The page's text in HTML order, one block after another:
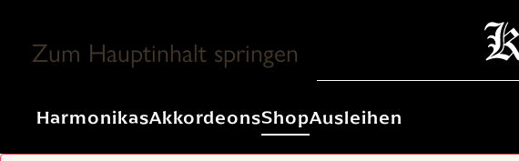
Zum Hauptinhalt springen
HarmonikasAkkordeonsShopAusleihen